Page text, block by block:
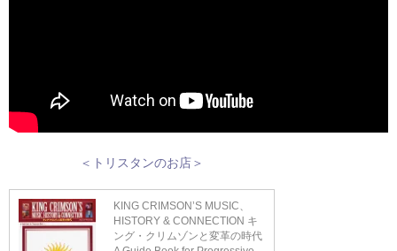
＜トリスタンのお店＞
KING CRIMSON’S MUSIC、
HISTORY & CONNECTION キ
ング・クリムゾンと変革の時代